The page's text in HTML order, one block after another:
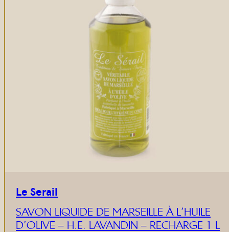
Le Serail
SAVON LIQUIDE DE MARSEILLE À L’HUILE
D’OLIVE – H.E. LAVANDIN – RECHARGE 1 L